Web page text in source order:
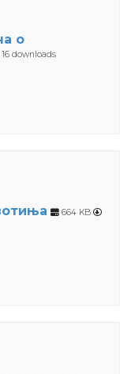
о
16 downloads
664 KB